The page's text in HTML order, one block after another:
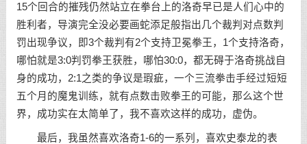
15个回合的摧残仍然站立在拳台上的洛奇早已是人们心中的
胜利者，导演完全没必要画蛇添足般指出几个裁判对点数判
罚出现争议，即3个裁判有2个支持卫冕拳王，1个支持洛奇，
哪怕就是3:0判罚拳王获胜，哪怕30:0，都无碍于洛奇挑战自
身的成功，2:1之类的争议是瑕疵，一个三流拳击手经过短短
五个月的魔鬼训练，就有点数击败拳王的可能，那么这个世
界，成功实在太简单了，我不喜欢这样的成功，虚伪。
最后，我虽然喜欢洛奇1-6的一系列，喜欢史泰龙的表